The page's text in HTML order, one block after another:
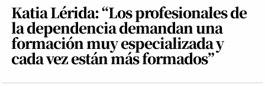
Katia Lérida: “Los profesionales de
la dependencia demandan una
formación muy especializada y
cada vez están más formados”